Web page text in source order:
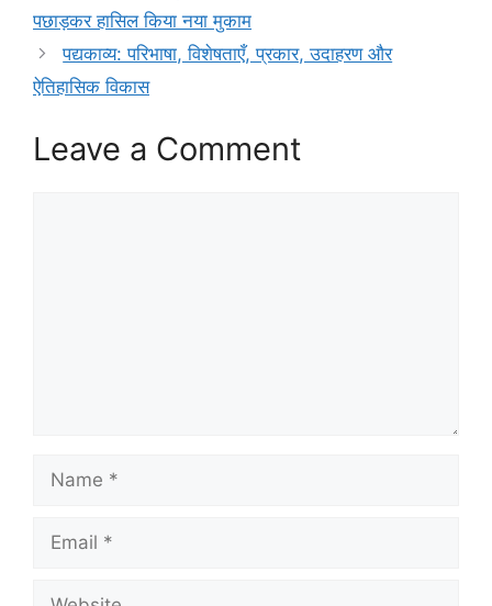
पछाड़कर हासिल किया नया मुकाम
पद्यकाव्य: परिभाषा, विशेषताएँ, प्रकार, उदाहरण और
ऐतिहासिक विकास
Leave a Comment
Name
Email
Website